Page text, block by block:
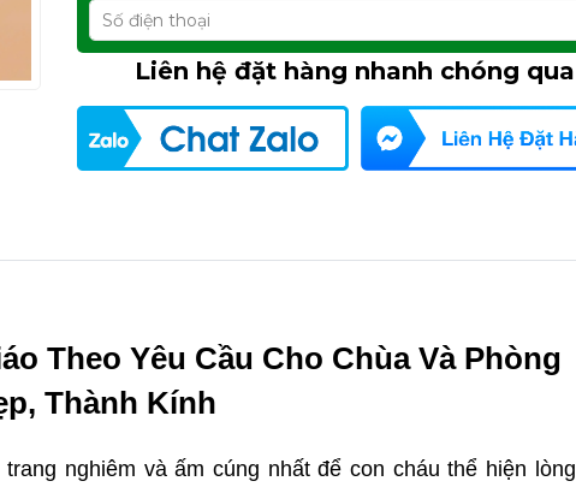
Liên hệ đặt hàng nhanh chóng qua
Theo Yêu Cầu Cho Chùa Và Phòng
Thành Kính
nghiêm và ấm cúng nhất để con cháu thể hiện lòng